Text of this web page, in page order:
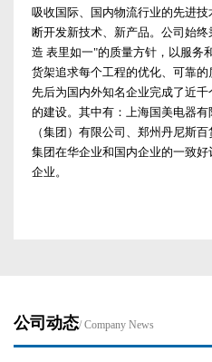
吸收国际、国内物流行业的先进
断开发新技术、新产品。公司始
造 表里如一"的质量方针，以服务
货架追求每个工程的优化、可靠
先后为国内外知名企业完成了近
的建设。其中有：上海国美电器
（集团）有限公司、郑州丹尼斯
集团在华企业和国内企业的一致
企业。
公司动态/ Company News